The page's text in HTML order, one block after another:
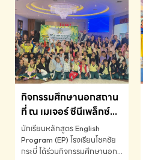
กิจกรรมศึกษานอกสถาน
ที่ ณ เมเจอร์ ซีนีเพล็กซ์
ระดับประถมศึกษา (EP.1-
6)
นักเรียนหลักสูตร English
Program (EP) โรงเรียนโชคชัย
กระบี่ ได้ร่วมกิจกรรมศึกษานอก